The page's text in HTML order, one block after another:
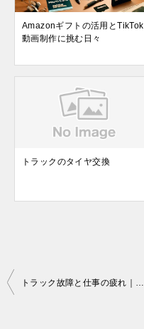
Amazonギフトの活用とTikTok
動画制作に挑む日々
トラックのタイヤ交換
投
トラック故障と仕事の疲れ｜猛暑とミスで限界を感じた一週間の記録